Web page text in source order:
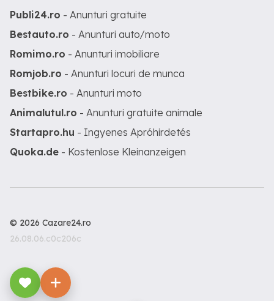
Publi24.ro - Anunturi gratuite
Bestauto.ro - Anunturi auto/moto
Romimo.ro - Anunturi imobiliare
Romjob.ro - Anunturi locuri de munca
Bestbike.ro - Anunturi moto
Animalutul.ro - Anunturi gratuite animale
Startapro.hu - Ingyenes Apróhirdetés
Quoka.de - Kostenlose Kleinanzeigen
© 2026 Cazare24.ro
26.08.06.c0c206c